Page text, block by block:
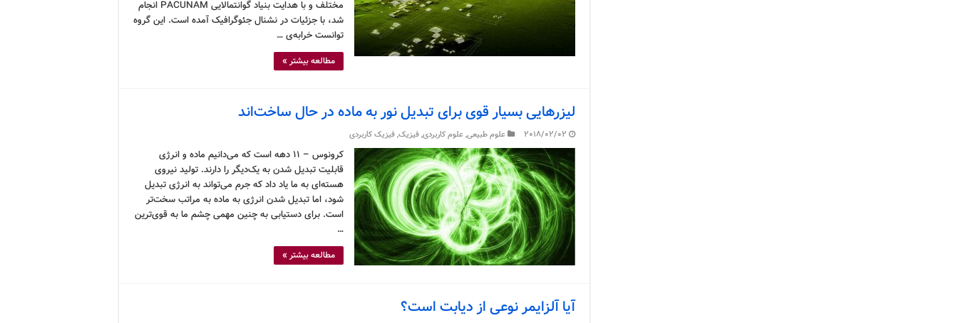
مختلف و با هدایت بنیاد گوانتمالایی PACUNAM انجام
شد، با جزئیات در نشنال جئوگرافیک آمده است. این گروه
توانست خرابه‌ی …
مطالعه بیشتر »
لیزر‌هایی بسیار قوی برای تبدیل نور به ماده در حال ساخت‌اند
2018/02/02 علوم طبیعی,علوم کاربردی,فیزیک,فیزیک کاربردی
کرونوس – ۱۱ دهه است که می‌دانیم ماده و انرژی
قابلیت تبدیل شدن به یک‌دیگر را دارند. تولید نیروی
هسته‌ای به ما یاد داد که جرم می‌تواند به انرژی تبدیل
شود، اما تبدیل شدن انرژی به ماده به مراتب سخت‌تر
است. برای دستیابی به چنین مهمی چشم ما به قوی‌ترین
…
مطالعه بیشتر »
آیا آلزایمر نوعی از دیابت است؟